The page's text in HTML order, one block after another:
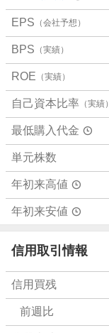
3
3
%
、
様
見
8
.
3
3
%
、
売
り
た
い
8
.
EPS （会社予想）
BPS （実績）
ROE （実績）
自己資本比率 （実績）
最低購入代金
単元株数
年初来高値
年初来安値
信用取引情報
信用買残
前週比